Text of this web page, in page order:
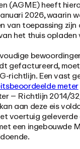
(AGME) heeft
2026, waarin
van toepassing zijn
het thuis opladen
gefactureerd,
richtlijn. Een vast
meter
– Richtlijn 2014/
aan deze eis
voertuig geleverde
een ingebouwde